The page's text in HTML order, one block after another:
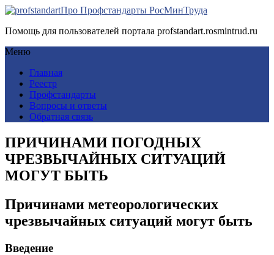
Про Профстандарты РосМинТруда
Помощь для пользователей портала profstandart.rosmintrud.ru
Меню
Главная
Реестр
Профстандарты
Вопросы и ответы
Обратная связь
ПРИЧИНАМИ ПОГОДНЫХ
ЧРЕЗВЫЧАЙНЫХ СИТУАЦИЙ
МОГУТ БЫТЬ
Причинами метеорологических
чрезвычайных ситуаций могут быть
Введение